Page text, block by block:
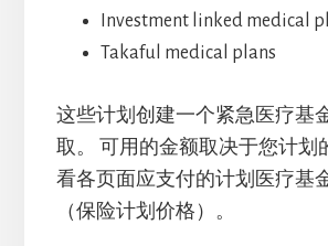
Investment linked medical
Takaful medical plans
这些计划创建一个紧急医疗基
取。 可用的金额取决于您计划
看各页面应支付的计划医疗基
（保险计划价格）。